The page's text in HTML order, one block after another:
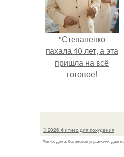
"Степаненко
пахала 40 лет, а эта
пришла на всё
готовое!
© 2026 Фитнес для похудения
Фитнес дома. Комплексы упражнений,